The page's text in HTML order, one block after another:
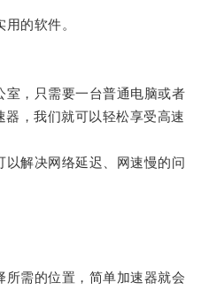
的软件。
，只需要一台普通电脑或者
，我们就可以轻松享受高速
解决网络延迟、网速慢的问
需的位置，简单加速器就会